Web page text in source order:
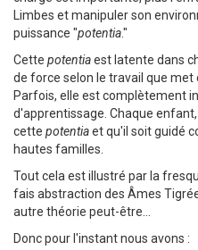
Limbes et manipuler son
puissance "potentia."
Cette potentiaest latente dans
de force selon le travail que met
Parfois, elle est complètement
d'apprentissage. Chaque
cette potentiaet qu'il soit guidé
hautes familles.
Tout cela est illustré par la
fais abstraction des Âmes
autre théorie peut-être...
Donc pour l'instant nous avons :